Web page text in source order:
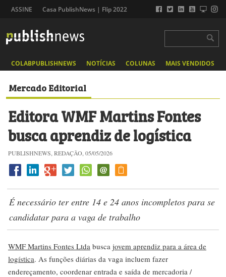
ASSINE Casa PublishNews | Flip 2022
COLABPUBLISHNEWS NOTÍCIAS COLUNAS MAIS VENDIDOS
Mercado Editorial
Editora WMF Martins Fontes
busca aprendiz de logística
PUBLISHNEWS, REDAÇÃO, 05/05/2026
É necessário ter entre 14 e 24 anos incompletos para se
candidatar para a vaga de trabalho
WMF Martins Fontes Ltda busca jovem aprendiz para a área de
logística. As funções diárias da vaga incluem fazer
endereçamento, coordenar entrada e saída de mercadoria /